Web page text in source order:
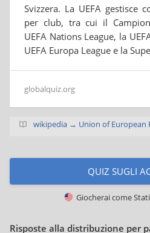
Svizzera. La UEFA gestisce
per club, tra cui il
UEFA Nations League, la
UEFA Europa League e la
globalquiz.org
wikipedia → Union of European
QUIZ SUGLI
Giocherai come
Risposte alla distribuzione per